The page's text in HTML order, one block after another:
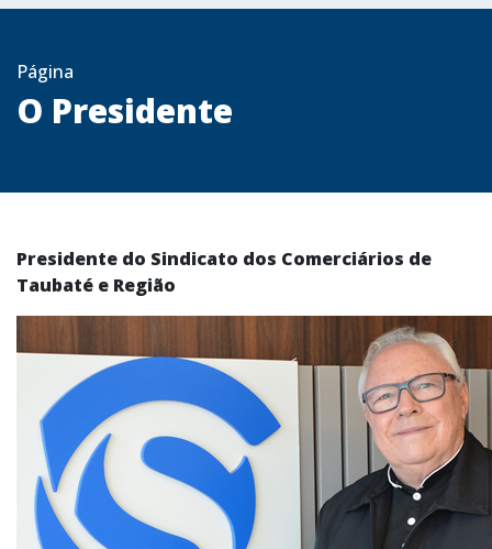
Página
O Presidente
Presidente do Sindicato dos Comerciários de
Taubaté e Região